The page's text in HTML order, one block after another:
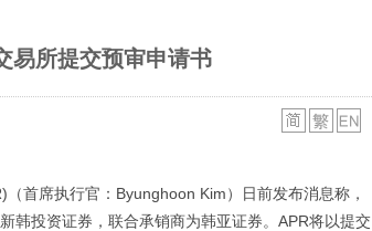
易所提交预审申请书
（首席执行官：Byunghoon Kim）日前发布消息称，
韩投资证券，联合承销商为韩亚证券。APR将以提交